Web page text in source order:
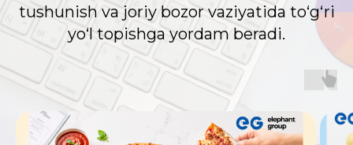
tushunish va joriy bozor vaziyatida to‘g‘ri
yo‘l topishga yordam beradi.